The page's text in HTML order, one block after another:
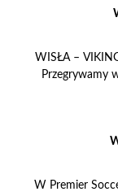
WISŁA –
Przegrywamy
W Premier